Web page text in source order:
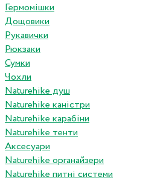
Гермомішки
Дощовики
Рукавички
Рюкзаки
Сумки
Чохли
Naturehike душ
Naturehike каністри
Naturehike карабіни
Naturehike тенти
Аксесуари
Naturehike органайзери
Naturehike питні системи